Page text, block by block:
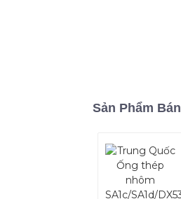
Sản Phẩm